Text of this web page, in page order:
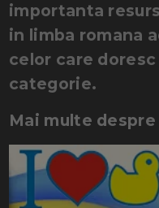
importanta
in limba romana
celor care
categorie.
Mai multe despre